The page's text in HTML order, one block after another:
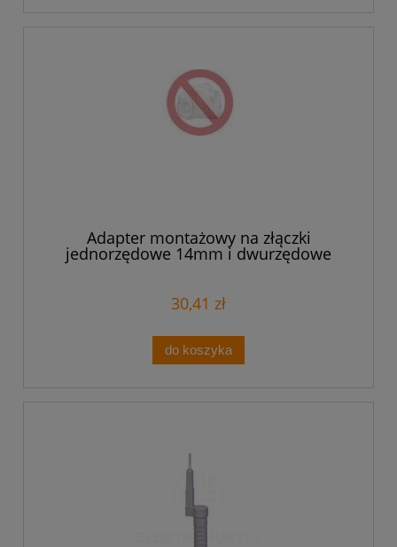
Adapter montażowy na złączki
jednorzędowe 14mm i dwurzędowe
18,5mm pomarańczowy 2273-500
30,41 zł
do koszyka